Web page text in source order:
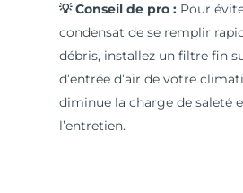
💡 Conseil de pro : Pour
condensat de se remplir
débris, installez un filtre fin
d’entrée d’air de votre
diminue la charge de saleté
l’entretien.